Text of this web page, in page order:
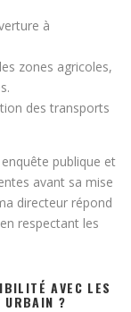
à
zones agricoles,
des transports
publique et
avant sa mise
directeur répond
respectant les
AVEC LES
URBAIN ?